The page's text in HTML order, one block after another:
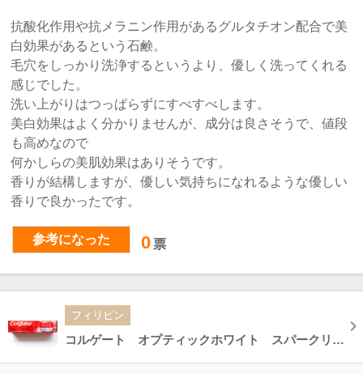
抗酸化作用や抗メラニン作用があるグルタチオン配合で美
白効果があるという石鹸。
毛穴をしっかり洗浄するというより、優しく洗ってくれる
感じでした。
洗い上がりはつっぱらずにすべすべします。
美白効果はよく分かりませんが、成分は良さそうで、値段
も高めなので
何かしらの美肌効果はありそうです。
香りが結構しますが、優しい気持ちになれるような優しい
香りで良かったです。
参考になった 0 票
フィリピン
コルゲート オプティックホワイト スパークリングホワイト 歯磨き粉 Colgate OPTIC WHITE 100g